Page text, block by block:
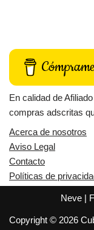
En calidad de
compras adscritas
Acerca de nosotros
Aviso Legal
Contacto
Políticas de
Neve|
Copyright © 2026